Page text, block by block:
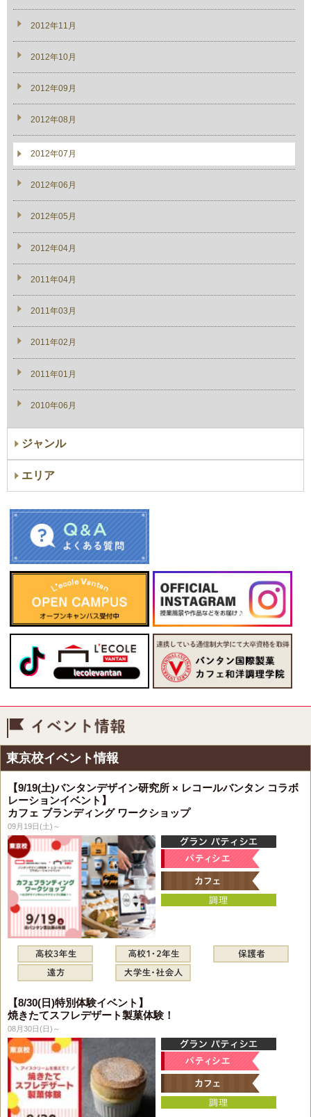
2012年11月
2012年10月
2012年09月
2012年08月
2012年07月
2012年06月
2012年05月
2012年04月
2011年04月
2011年03月
2011年02月
2011年01月
2010年06月
ジャンル
エリア
東京校イベント情報
【9/19(土)バンタンデザイン研究所 × レコールバンタン コラボ
レーションイベント】
カフェ ブランディング ワークショップ
09月19日(土)～
【8/30(日)特別体験イベント】
焼きたてスフレデザート製菓体験！
08月30日(日)～